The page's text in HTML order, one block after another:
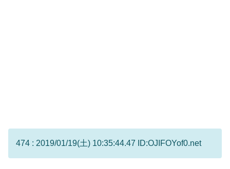
474 : 2019/01/19(土) 10:35:44.47 ID:OJIFOYof0.net